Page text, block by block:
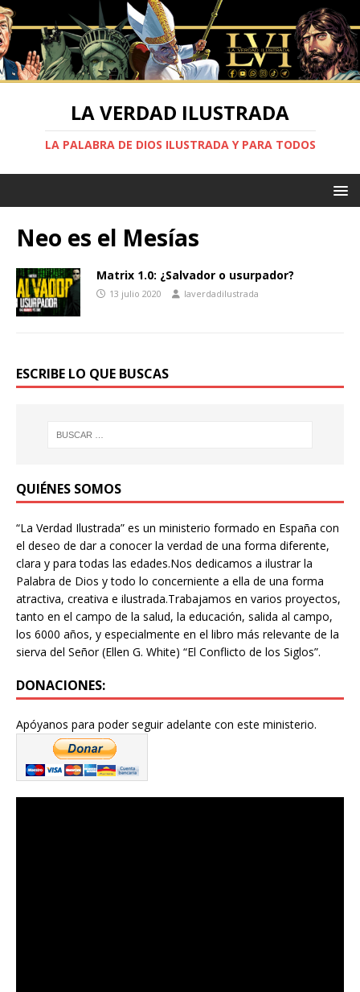
LA VERDAD ILUSTRADA
LA PALABRA DE DIOS ILUSTRADA Y PARA TODOS
Neo es el Mesías
Matrix 1.0: ¿Salvador o usurpador?
13 julio 2020 laverdadilustrada
ESCRIBE LO QUE BUSCAS
QUIÉNES SOMOS
“La Verdad Ilustrada” es un ministerio formado en España con
el deseo de dar a conocer la verdad de una forma diferente,
clara y para todas las edades.Nos dedicamos a ilustrar la
Palabra de Dios y todo lo concerniente a ella de una forma
atractiva, creativa e ilustrada.Trabajamos en varios proyectos,
tanto en el campo de la salud, la educación, salida al campo,
los 6000 años, y especialmente en el libro más relevante de la
sierva del Señor (Ellen G. White) “El Conflicto de los Siglos”.
DONACIONES:
Apóyanos para poder seguir adelante con este ministerio.